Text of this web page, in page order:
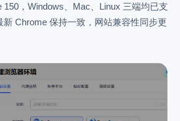
150，Windows、Mac、Linux 三端均已支
Chrome 保持一致，网站兼容性同步更